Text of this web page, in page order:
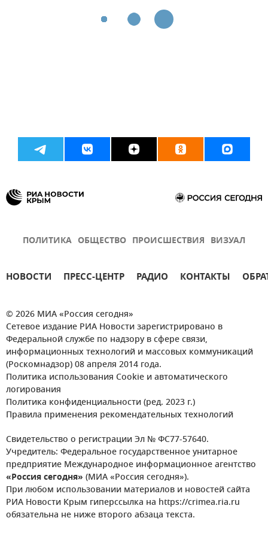
ПОЛИТИКА ОБЩЕСТВО ПРОИСШЕСТВИЯ ВИЗУАЛ
НОВОСТИ ПРЕСС-ЦЕНТР РАДИО КОНТАКТЫ
© 2026 МИА «Россия сегодня»
Сетевое издание РИА Новости зарегистрировано в
Федеральной службе по надзору в сфере связи,
информационных технологий и массовых коммуникаций
(Роскомнадзор) 08 апреля 2014 года.
Политика использования Cookie и автоматического
логирования
Политика конфиденциальности (ред. 2023 г.)
Правила применения рекомендательных технологий
Свидетельство о регистрации Эл № ФС77-57640.
Учредитель: Федеральное государственное унитарное
предприятие Международное информационное агентство
«Россия сегодня» (МИА «Россия сегодня»).
При любом использовании материалов и новостей сайта
РИА Новости Крым гиперссылка на https://crimea.ria.ru
обязательна не ниже второго абзаца текста.